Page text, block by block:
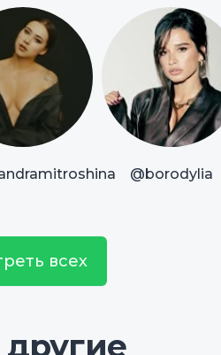
@borodylia
всех